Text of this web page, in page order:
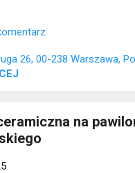
bywał król Stanisław
XX wieku rezydencja
kamienicy czynszowej, w
warszawskiego,
lat 50. XX wieku. Obecnie
26, 00-238 Warszawa,
na